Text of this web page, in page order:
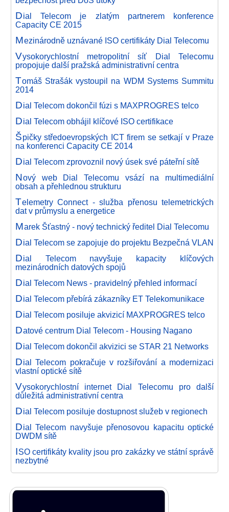
Dial Telecom je zlatým partnerem konference
Capacity CE 2015
Mezinárodně uznávané ISO certifikáty Dial Telecomu
Vysokorychlostní metropolitní síť Dial Telecomu
propojuje další pražská administrativní centra
Tomáš Strašák vystoupil na WDM Systems Summitu
2014
Dial Telecom dokončil fúzi s MAXPROGRES telco
Dial Telecom obhájil klíčové ISO certifikace
Špičky středoevropských ICT firem se setkají v Praze
na konferenci Capacity CE 2014
Dial Telecom zprovoznil nový úsek své páteřní sítě
Nový web Dial Telecomu vsází na multimediální
obsah a přehlednou strukturu
Telemetry Connect - služba přenosu telemetrických
dat v průmyslu a energetice
Marek Šťastný - nový technický ředitel Dial Telecomu
Dial Telecom se zapojuje do projektu Bezpečná VLAN
Dial Telecom navyšuje kapacity klíčových
mezinárodních datových spojů
Dial Telecom News - pravidelný přehled informací
Dial Telecom přebírá zákazníky ET Telekomunikace
Dial Telecom posiluje akvizicí MAXPROGRES telco
Datové centrum Dial Telecom - Housing Nagano
Dial Telecom dokončil akvizici se STAR 21 Networks
Dial Telecom pokračuje v rozšiřování a modernizaci
vlastní optické sítě
Vysokorychlostní internet Dial Telecomu pro další
důležitá administrativní centra
Dial Telecom posiluje dostupnost služeb v regionech
Dial Telecom navyšuje přenosovou kapacitu optické
DWDM sítě
ISO certifikáty kvality jsou pro zakázky ve státní správě
nezbytné